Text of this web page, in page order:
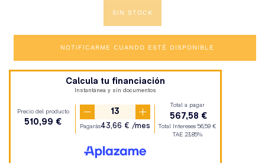
SIN STOCK
NOTIFICARME CUANDO ESTÉ DISPONIBLE